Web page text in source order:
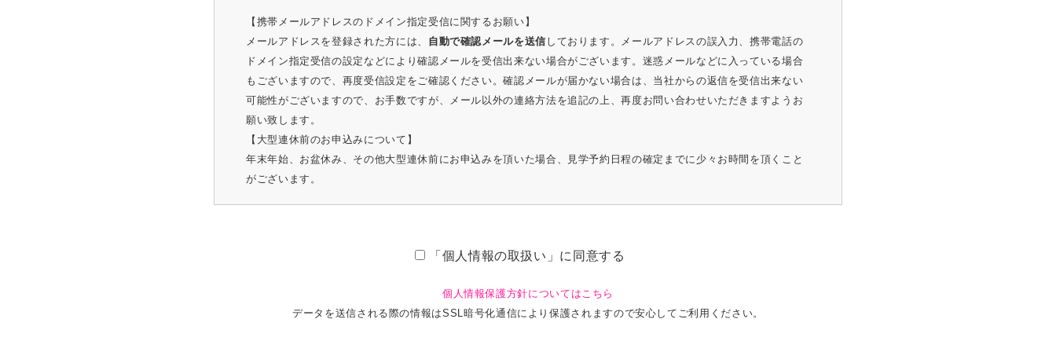
【携帯メールアドレスのドメイン指定受信に関するお願い】
メールアドレスを登録された方には、 自動で確認メールを送信 しております。メールアドレスの誤入力、携帯電話の
ドメイン指定受信の設定などにより確認メールを受信出来ない場合がございます。迷惑メールなどに入っている場合
もございますので、再度受信設定をご確認ください。確認メールが届かない場合は、当社からの返信を受信出来ない
可能性がございますので、お手数ですが、メール以外の連絡方法を追記の上、再度お問い合わせいただきますようお
願い致します。
【大型連休前のお申込みについて】
年末年始、お盆休み、その他大型連休前にお申込みを頂いた場合、見学予約日程の確定までに少々お時間を頂くこと
がございます。
「個人情報の取扱い」に同意する
個人情報保護方針についてはこちら
データを送信される際の情報はSSL暗号化通信により保護されますので安心してご利用ください。